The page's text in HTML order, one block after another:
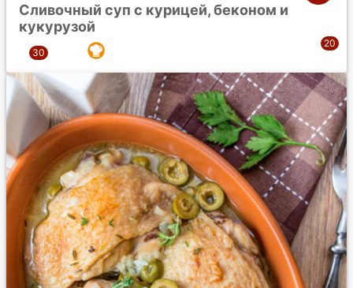
Сливочный суп с курицей, беконом и
кукурузой